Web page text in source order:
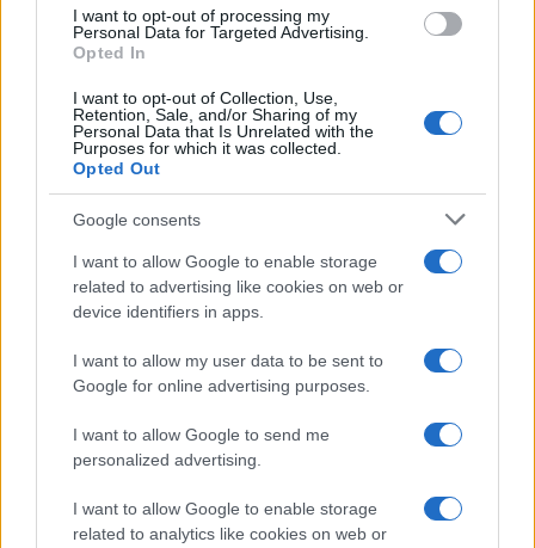
I want to opt-out of processing my
Personal Data for Targeted Advertising.
Opted In
I want to opt-out of Collection, Use,
Retention, Sale, and/or Sharing of my
Personal Data that Is Unrelated with the
Purposes for which it was collected.
Opted Out
Google consents
I want to allow Google to enable storage
related to advertising like cookies on web or
device identifiers in apps.
I want to allow my user data to be sent to
Google for online advertising purposes.
I want to allow Google to send me
personalized advertising.
I want to allow Google to enable storage
related to analytics like cookies on web or
Európa is gyorsan változó, mozgó világban létezik, amelyben
szükség van a becsületre, majd azt hangsúlyozta: „versei a
legnagyobb lélekkel, lelkesedéssel és becsülettel íródnak”.
A verseink tartalma és mélysége köt össze bennünket –
jegyezte meg, arra is kitérve, hogy a költészet ma a kísérleti
poétika korszakát éli. Megfogalmazása szerint „a költészet
a tengerfenéken fekszik, ahonnan sötéten és szenvtelenül
vizsgálja a felettünk zajló viharok világát”.
A Magyar PEN Club és a Janus Pannonius-díj jelentőségét
életművében Yang Lian úgy érzékeltette, hogy az ?
megszilárdítja a költészettel és az élettel szembeni
kötelezettségeit, túllép a földrajzon és a kultúrán,
megerősíti a credót, hiszen a költészet egy és egyetlen